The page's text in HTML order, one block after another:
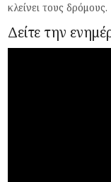
κλείνει τους δρόμους.
Δείτε την